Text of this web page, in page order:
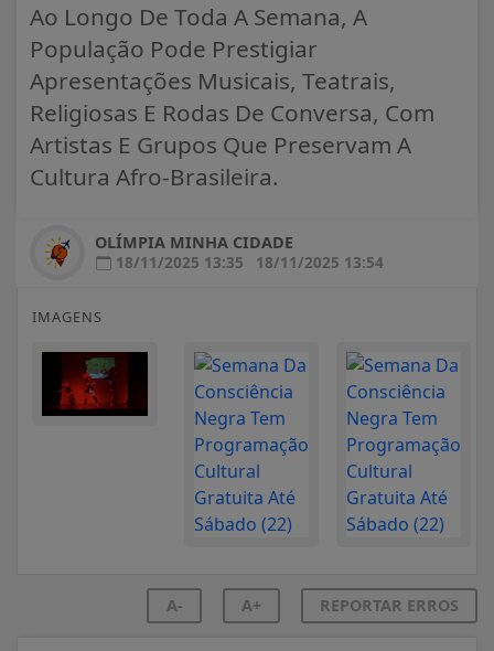
Ao Longo De Toda A Semana, A
População Pode Prestigiar
Apresentações Musicais, Teatrais,
Religiosas E Rodas De Conversa, Com
Artistas E Grupos Que Preservam A
Cultura Afro-Brasileira.
OLÍMPIA MINHA CIDADE
18/11/2025 13:35
18/11/2025 13:54
IMAGENS
A- A+ REPORTAR ERROS